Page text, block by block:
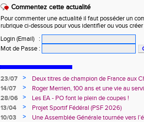
Commentez cette actualité
Pour commenter une actualité il faut posséder un
rubrique ci-dessous pour vous identifier ou vous
Login (Email)
:
Mot de Passe :
23/07 >
Deux titres de champion de France aux
Avenir !
14/07 >
Roger Merrien, 100 ans et une vie au
28/06
>
Les EA - PO font le plein de coupes !
13/04
>
Projet Sportif Fédéral (PSF 2026)
10/03
>
Une Assemblée Générale tournée vers